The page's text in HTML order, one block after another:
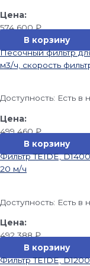
574 600₽
В корзину
Песочный фильтр
м3/ч, скорость
Доступность: Есть в
499 460₽
В корзину
Фильтр TEIDE,
20 м/ч
Доступность: Есть в
492 388₽
В корзину
Фильтр TEIDE,